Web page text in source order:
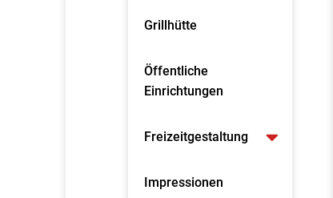
Grillhütte
Öffentliche
Einrichtungen
Freizeitgestaltung
Impressionen